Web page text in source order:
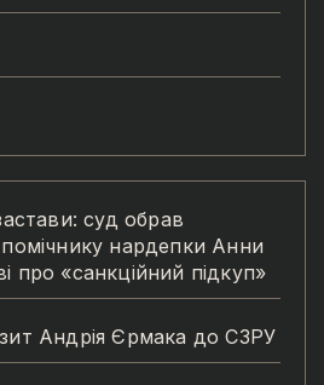
суд обрав
помічнику нардепки Анни
про «санкційний підкуп»
Андрія Єрмака до СЗРУ